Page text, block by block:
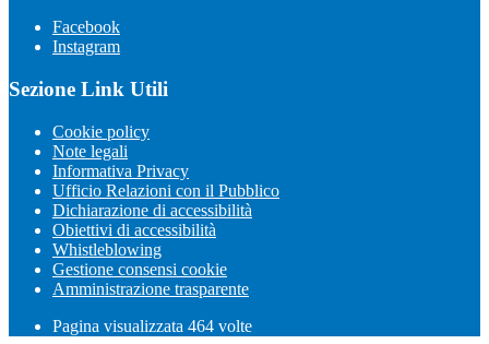
Facebook
Instagram
Sezione Link Utili
Cookie policy
Note legali
Informativa Privacy
Ufficio Relazioni con il Pubblico
Dichiarazione di accessibilità
Obiettivi di accessibilità
Whistleblowing
Gestione consensi cookie
Amministrazione trasparente
Pagina visualizzata 464 volte